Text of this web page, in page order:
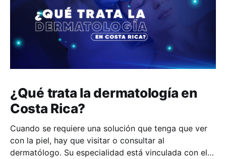
¿Qué trata la dermatología en
Costa Rica?
Cuando se requiere una solución que tenga que ver
con la piel, hay que visitar o consultar al
dermatólogo. Su especialidad está vinculada con el